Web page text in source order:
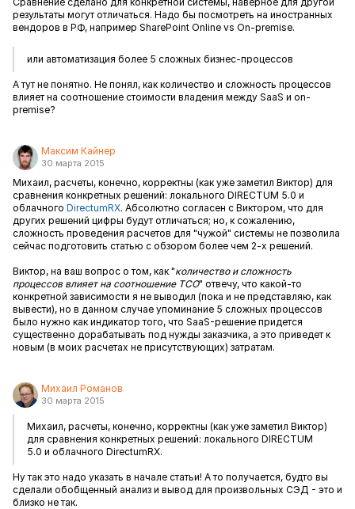
результаты могут отличаться. Надо бы посмотреть на иностранных
вендоров в РФ, например SharePoint Online vs On-premise.
или автоматизация более 5 сложных бизнес-процессов
А тут не понятно. Не понял, как количество и сложность процессов
влияет на соотношение стоимости владения между SaaS и on-
premise?
Максим Кайнер
30 марта 2015
Михаил, расчеты, конечно, корректны (как уже заметил Виктор) для
сравнения конкретных решений: локального DIRECTUM 5.0 и
облачного DirectumRX. Абсолютно согласен с Виктором, что для
других решений цифры будут отличаться; но, к сожалению,
сложность проведения расчетов для "чужой" системы не позволила
сейчас подготовить статью с обзором более чем 2-х решений.
Виктор, на ваш вопрос о том, как "количество и сложность
процессов влияет на соотношение TCO" отвечу, что какой-то
конкретной зависимости я не выводил (пока и не представляю, как
вывести), но в данном случае упоминание 5 сложных процессов
было нужно как индикатор того, что SaaS-решение придется
существенно дорабатывать под нужды заказчика, а это приведет к
новым (в моих расчетах не присутствующих) затратам.
Михаил Романов
30 марта 2015
Михаил, расчеты, конечно, корректны (как уже заметил Виктор)
для сравнения конкретных решений: локального DIRECTUM
5.0 и облачного DirectumRX.
Ну так это надо указать в начале статьи! А то получается, будто вы
сделали обобщенный анализ и вывод для произвольных СЭД - это и
близко не так.